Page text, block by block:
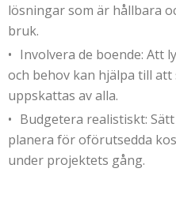
lösningar som är hållbara
bruk.
Involvera de boende: Att
och behov kan hjälpa till
uppskattas av alla.
Budgetera realistiskt:
planera för oförutsedda
under projektets gång.